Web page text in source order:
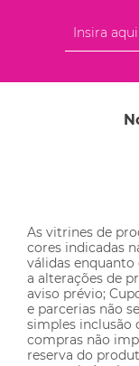
As vitrines de
cores indicadas
válidas enquanto
a alterações de
aviso prévio;
e parcerias não
simples inclusão
compras não
reserva do